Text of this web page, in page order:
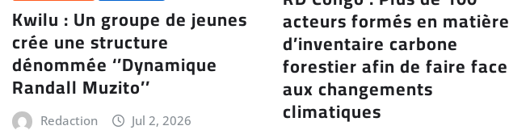
Kwilu : Un groupe de jeunes
crée une structure
dénommée ‘’Dynamique
Randall Muzito’’
Redaction Jul 2, 2026
acteurs formés en matière
d’inventaire carbone
forestier afin de faire face
aux changements
climatiques